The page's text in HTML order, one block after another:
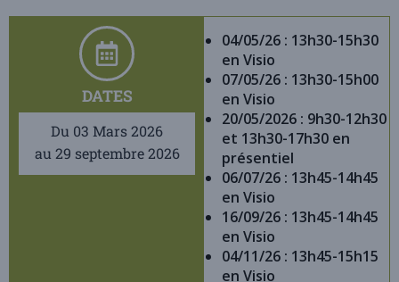
DATES
Du 03 Mars 2026
au 29 septembre 2026
04/05/26 : 13h30-15h30
en Visio
07/05/26 : 13h30-15h00
en Visio
20/05/2026 : 9h30-12h30
et 13h30-17h30 en
présentiel
06/07/26 : 13h45-14h45
en Visio
16/09/26 : 13h45-14h45
en Visio
04/11/26 : 13h45-15h15
en Visio